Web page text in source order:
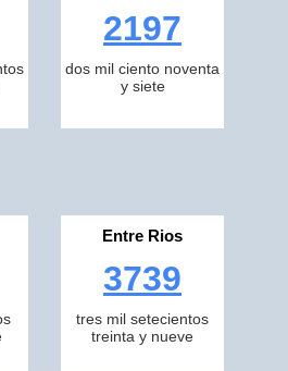
2197
dos mil ciento noventa
y siete
Entre Rios
3739
tres mil setecientos
treinta y nueve